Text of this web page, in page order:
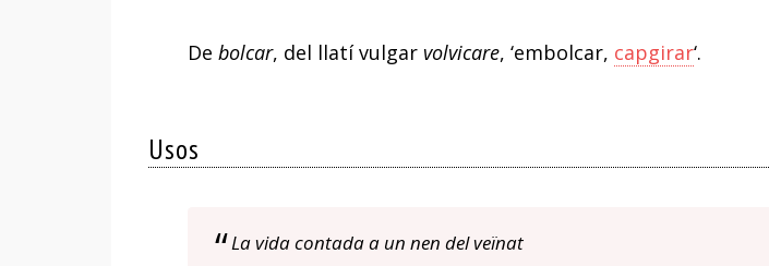
De bolcar, del llatí vulgar volvicare, ‘embolcar, capgirar‘.
Usos
La vida contada a un nen del veïnat